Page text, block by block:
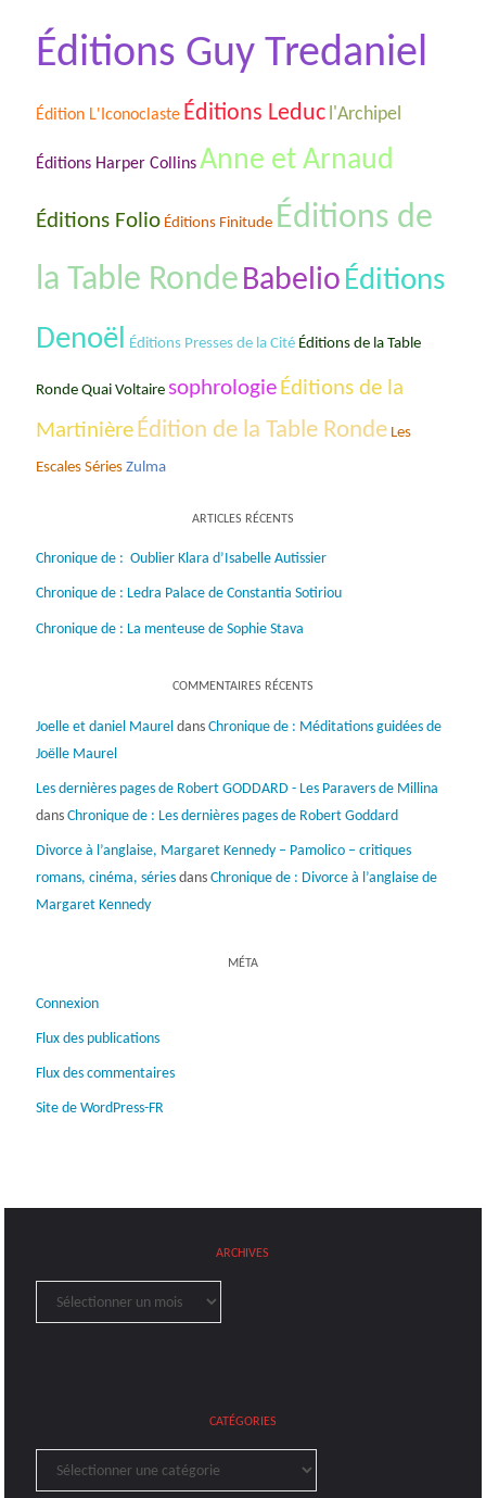
Éditions Guy Tredaniel
Édition L'Iconoclaste Éditions Leduc l'Archipel
Éditions Harper Collins Anne et Arnaud
Éditions Folio Éditions Finitude Éditions de
la Table RondeBabelio Éditions
Denoël Éditions Presses de la Cité Éditions de la Table
Ronde Quai Voltaire sophrologie Éditions de la
Martinière Édition de la Table Ronde Les
Escales Séries Zulma
ARTICLES RÉCENTS
Chronique de : Oublier Klara d’Isabelle Autissier
Chronique de : Ledra Palace de Constantia Sotiriou
Chronique de : La menteuse de Sophie Stava
COMMENTAIRES RÉCENTS
Joelle et daniel Maurel dans Chronique de : Méditations guidées de
Joëlle Maurel
Les dernières pages de Robert GODDARD - Les Paravers de Millina
dans Chronique de : Les dernières pages de Robert Goddard
Divorce à l’anglaise, Margaret Kennedy – Pamolico – critiques
romans, cinéma, sériesdans Chronique de : Divorce à l’anglaise de
Margaret Kennedy
MÉTA
Connexion
Flux des publications
Flux des commentaires
Site de WordPress-FR
ARCHIVES
Archives
CATÉGORIES
Catégories